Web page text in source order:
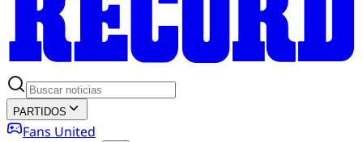
PARTIDOS
Fans United